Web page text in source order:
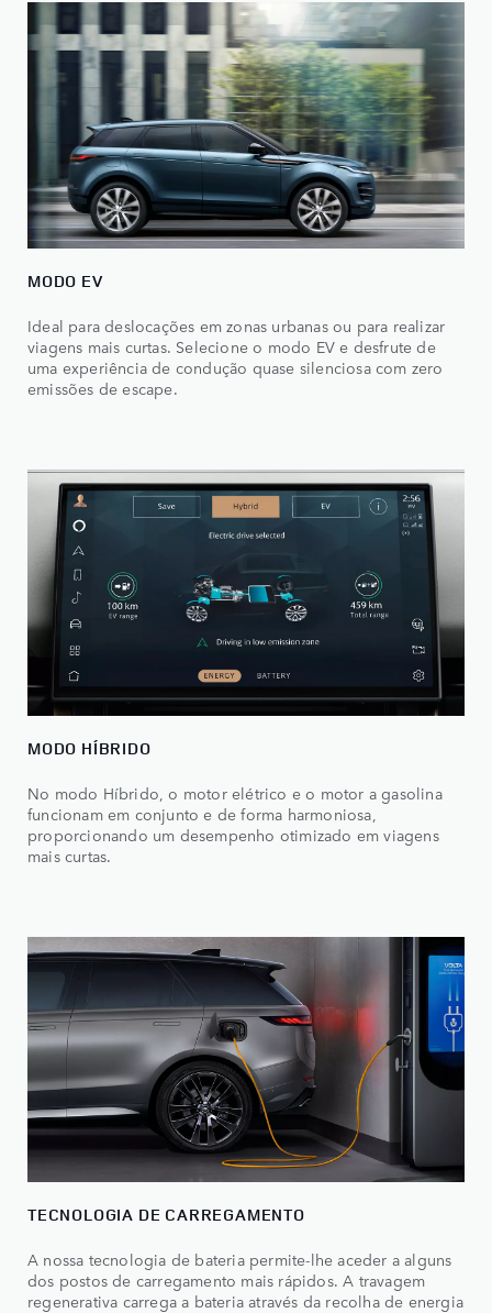
MODO EV​
Ideal para deslocações em zonas urbanas ou para realizar
viagens mais curtas. Selecione o modo EV e desfrute de
uma experiência de condução quase silenciosa com zero
emissões de escape.
MODO HÍBRIDO​
No modo Híbrido, o motor elétrico e o motor a gasolina
funcionam em conjunto e de forma harmoniosa,
proporcionando um desempenho otimizado em viagens
mais curtas.
TECNOLOGIA DE CARREGAMENTO
A nossa tecnologia de bateria permite-lhe aceder a alguns
dos postos de carregamento mais rápidos. A travagem
regenerativa carrega a bateria através da recolha de energia